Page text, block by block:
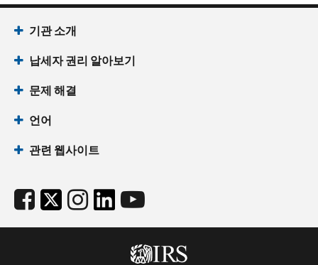
기관 소개
납세자 권리 알아보기
문제 해결
언어
관련 웹사이트